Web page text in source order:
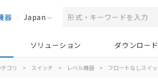
器 Japan
ソリューション ダウンロード
ゴリ > スイッチ > レベル機器 > フロートなしスイ